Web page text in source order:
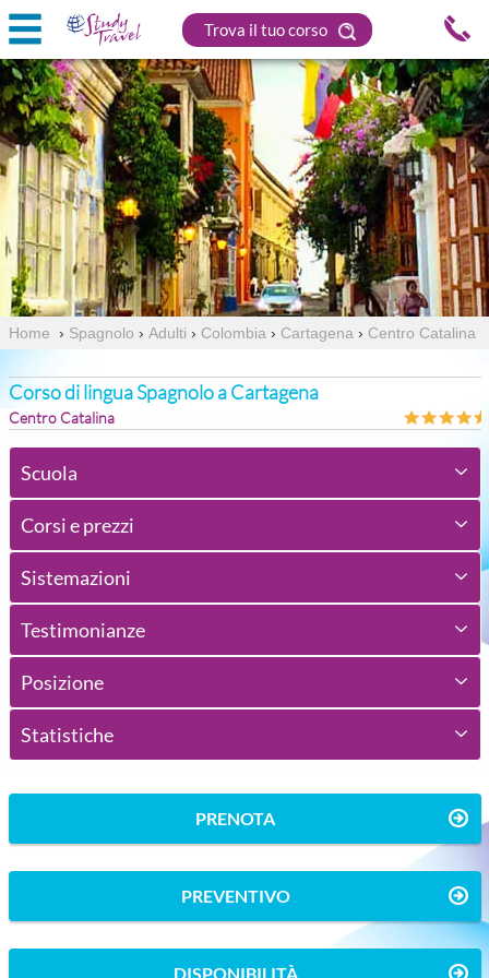
Trova il tuo corso
Home › Spagnolo › Adulti › Colombia › Cartagena › Centro Catalina
Corso di lingua Spagnolo a Cartagena
Centro Catalina
Scuola
Corsi e prezzi
Sistemazioni
Testimonianze
Posizione
Statistiche
PRENOTA
PREVENTIVO
DISPONIBILITÀ